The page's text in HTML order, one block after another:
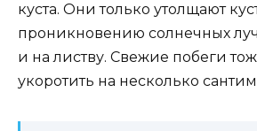
куста. Они только утолщают
проникновению солнечных
и на листву. Свежие побеги
укоротить на несколько